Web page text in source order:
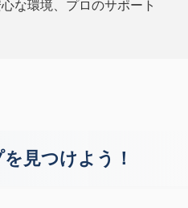
な環境、プロのサポート
見つけよう！